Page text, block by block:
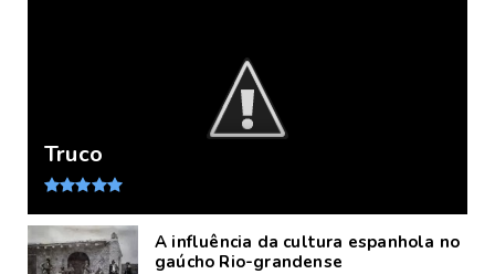
Truco
A influência da cultura espanhola no
gaúcho Rio-grandense